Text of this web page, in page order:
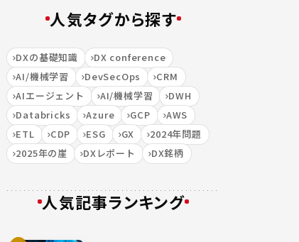
人気タグから探す
DXの基礎知識
DX conference
AI/機械学習
DevSecOps
CRM
AIエージェント
AI/機械学習
DWH
Databricks
Azure GCP
AWS
ETL
CDP ESG GX
2024年問題
2025年の崖
DXレポート DX銘柄
人気記事ランキング